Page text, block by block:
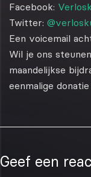
Facebook:
Twitter:
Een voicemail
Wil je ons
maandelijkse
eenmalige
Geef een